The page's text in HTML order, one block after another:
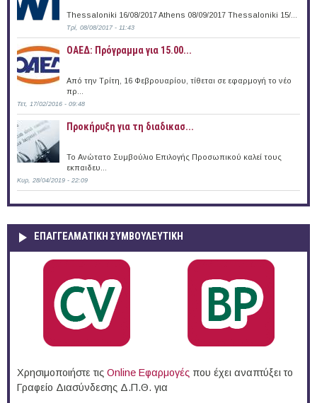
Thessaloniki 16/08/2017 Athens 08/09/2017 Thessaloniki 15/...
Τρί, 08/08/2017 - 11:43
ΟΑΕΔ: Πρόγραμμα για 15.00...
Από την Τρίτη, 16 Φεβρουαρίου, τίθεται σε εφαρμογή το νέο
πρ...
Τετ, 17/02/2016 - 09:48
Προκήρυξη για τη διαδικασ...
Το Ανώτατο Συμβούλιο Επιλογής Προσωπικού καλεί τους
εκπαιδευ...
Κυρ, 28/04/2019 - 22:09
ΕΠΑΓΓΕΛΜΑΤΙΚΉ ΣΥΜΒΟΥΛΕΥΤΙΚΉ
Χρησιμοποιήστε τις Online Eφαρμογές που έχει αναπτύξει το
Γραφείο Διασύνδεσης Δ.Π.Θ. για